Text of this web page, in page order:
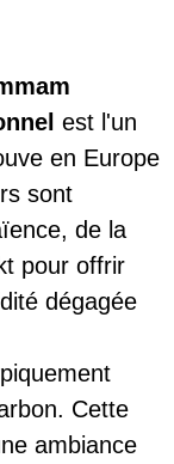
est l'un
en Europe
sont
de la
pour offrir
dégagée
Cette
ambiance